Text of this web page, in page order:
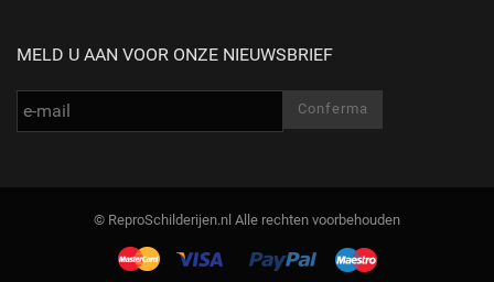
MELD U AAN VOOR ONZE NIEUWSBRIEF
© ReproSchilderijen.nl Alle rechten voorbehouden